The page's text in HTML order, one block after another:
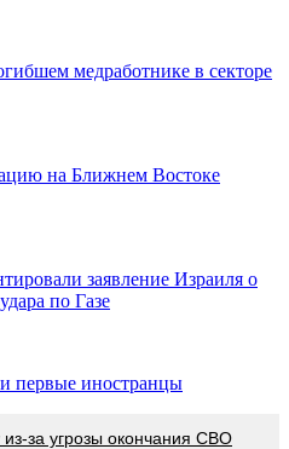
медработнике в секторе
на Ближнем Востоке
заявление Израиля о
по Газе
первые иностранцы
за угрозы окончания СВО